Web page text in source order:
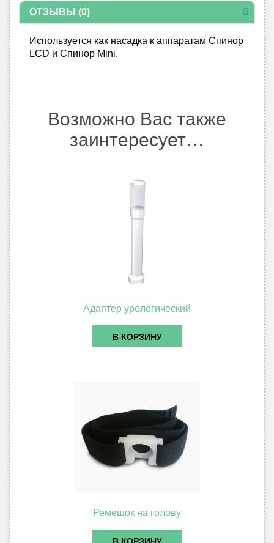
ОТЗЫВЫ (0)
Используется как насадка к аппаратам Спинор
LCD и Спинор Mini.
Возможно Вас также
заинтересует…
Адаптер урологический
В КОРЗИНУ
Ремешок на голову
В КОРЗИНУ